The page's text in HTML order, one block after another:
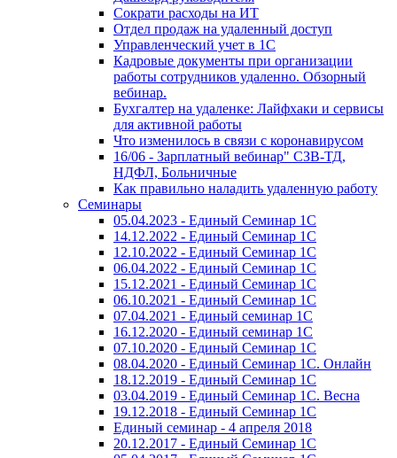
Сократи расходы на ИТ
Отдел продаж на удаленный доступ
Управленческий учет в 1С
Кадровые документы при организации
работы сотрудников удаленно. Обзорный
вебинар.
Бухгалтер на удаленке: Лайфхаки и сервисы
для активной работы
Что изменилось в связи с коронавирусом
16/06 - Зарплатный вебинар" СЗВ-ТД,
НДФЛ, Больничные
Как правильно наладить удаленную работу
Семинары
05.04.2023 - Единый Семинар 1С
14.12.2022 - Единый Семинар 1С
12.10.2022 - Единый Семинар 1С
06.04.2022 - Единый Семинар 1С
15.12.2021 - Единый Семинар 1С
06.10.2021 - Единый Семинар 1С
07.04.2021 - Единый семинар 1С
16.12.2020 - Единый семинар 1С
07.10.2020 - Единый Семинар 1С
08.04.2020 - Единый Семинар 1С. Онлайн
18.12.2019 - Единый Семинар 1С
03.04.2019 - Единый Семинар 1С. Весна
19.12.2018 - Единый Семинар 1С
Единый семинар - 4 апреля 2018
20.12.2017 - Единый Семинар 1С